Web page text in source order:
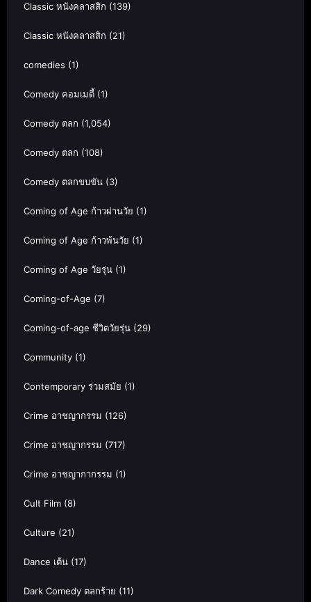
Classic หนังคลาสสิก (139)
Classic หนังคลาสสิก (21)
comedies (1)
Comedy คอมเมดี้ (1)
Comedy ตลก (1,054)
Comedy ตลก (108)
Comedy ตลกขบขัน (3)
Coming of Age ก้าวผ่านวัย (1)
Coming of Age ก้าวพ้นวัย (1)
Coming of Age วัยรุ่น (1)
Coming-of-Age (7)
Coming-of-age ชีวิตวัยรุ่น (29)
Community (1)
Contemporary ร่วมสมัย (1)
Crime อาชญากรรม (126)
Crime อาชญากรรม (717)
Crime อาชญากากรรม (1)
Cult Film (8)
Culture (21)
Dance เต้น (17)
Dark Comedy ตลกร้าย (11)